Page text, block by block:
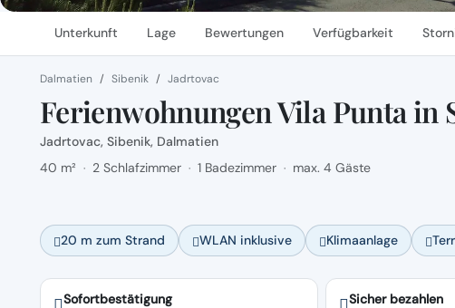
Unterkunft Lage Bewertungen Verfügbarkeit
Dalmatien Sibenik Jadrtovac
Ferienwohnungen Vila Punta in
Jadrtovac, Sibenik, Dalmatien
40 m² · 2 Schlafzimmer · 1 Badezimmer · max. 4 Gäste
20 m zum Strand WLAN inklusive Klimaanlage
Sofortbestätigung Sicher bezahlen